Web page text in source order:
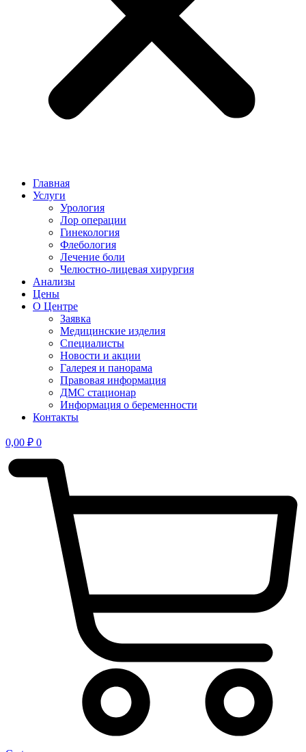
Главная
Услуги
Урология
Лор операции
Гинекология
Флебология
Лечение боли
Челюстно-лицевая хирургия
Анализы
Цены
О Центре
Заявка
Медицинские изделия
Специалисты
Новости и акции
Галерея и панорама
Правовая информация
ДМС стационар
Информация о беременности
Контакты
0,00 ₽ 0